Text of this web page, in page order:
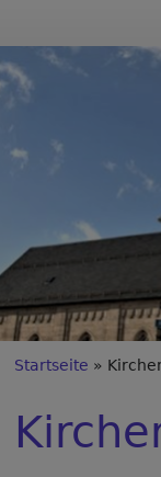
Startseite